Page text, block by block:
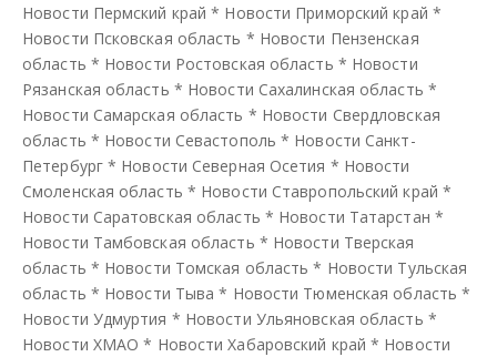
Новости Пермский край * Новости Приморский край *
Новости Псковская область * Новости Пензенская
область * Новости Ростовская область * Новости
Рязанская область * Новости Сахалинская область *
Новости Самарская область * Новости Свердловская
область * Новости Севастополь * Новости Санкт-
Петербург* Новости Северная Осетия * Новости
Смоленская область * Новости Ставропольский край *
Новости Саратовская область * Новости Татарстан *
Новости Тамбовская область * Новости Тверская
область * Новости Томская область * Новости Тульская
область * Новости Тыва * Новости Тюменская область *
Новости Удмуртия * Новости Ульяновская область *
Новости ХМАО * Новости Хабаровский край * Новости